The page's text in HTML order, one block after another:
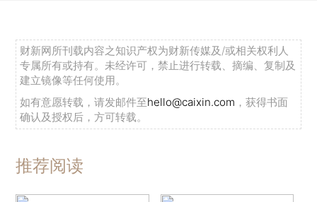
财新网所刊载内容之知识产权为财新传媒及/或相关权利人
专属所有或持有。未经许可，禁止进行转载、摘编、复制及
建立镜像等任何使用。
如有意愿转载，请发邮件至hello@caixin.com ，获得书面
确认及授权后，方可转载。
推荐阅读